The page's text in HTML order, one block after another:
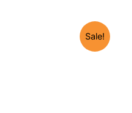
Sale!